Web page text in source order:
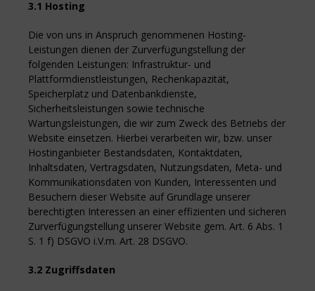
3.1 Hosting
Die von uns in Anspruch genommenen Hosting-
Leistungen dienen der Zurverfügungstellung der
folgenden Leistungen: Infrastruktur- und
Plattformdienstleistungen, Rechenkapazität,
Speicherplatz und Datenbankdienste,
Sicherheitsleistungen sowie technische
Wartungsleistungen, die wir zum Zweck des Betriebs der
Website einsetzen. Hierbei verarbeiten wir, bzw. unser
Hostinganbieter Bestandsdaten, Kontaktdaten,
Inhaltsdaten, Vertragsdaten, Nutzungsdaten, Meta- und
Kommunikationsdaten von Kunden, Interessenten und
Besuchern dieser Website auf Grundlage unserer
berechtigten Interessen an einer effizienten und sicheren
Zurverfügungstellung unserer Website gem. Art. 6 Abs. 1
S. 1 f) DSGVO i.V.m. Art. 28 DSGVO.
3.2 Zugriffsdaten